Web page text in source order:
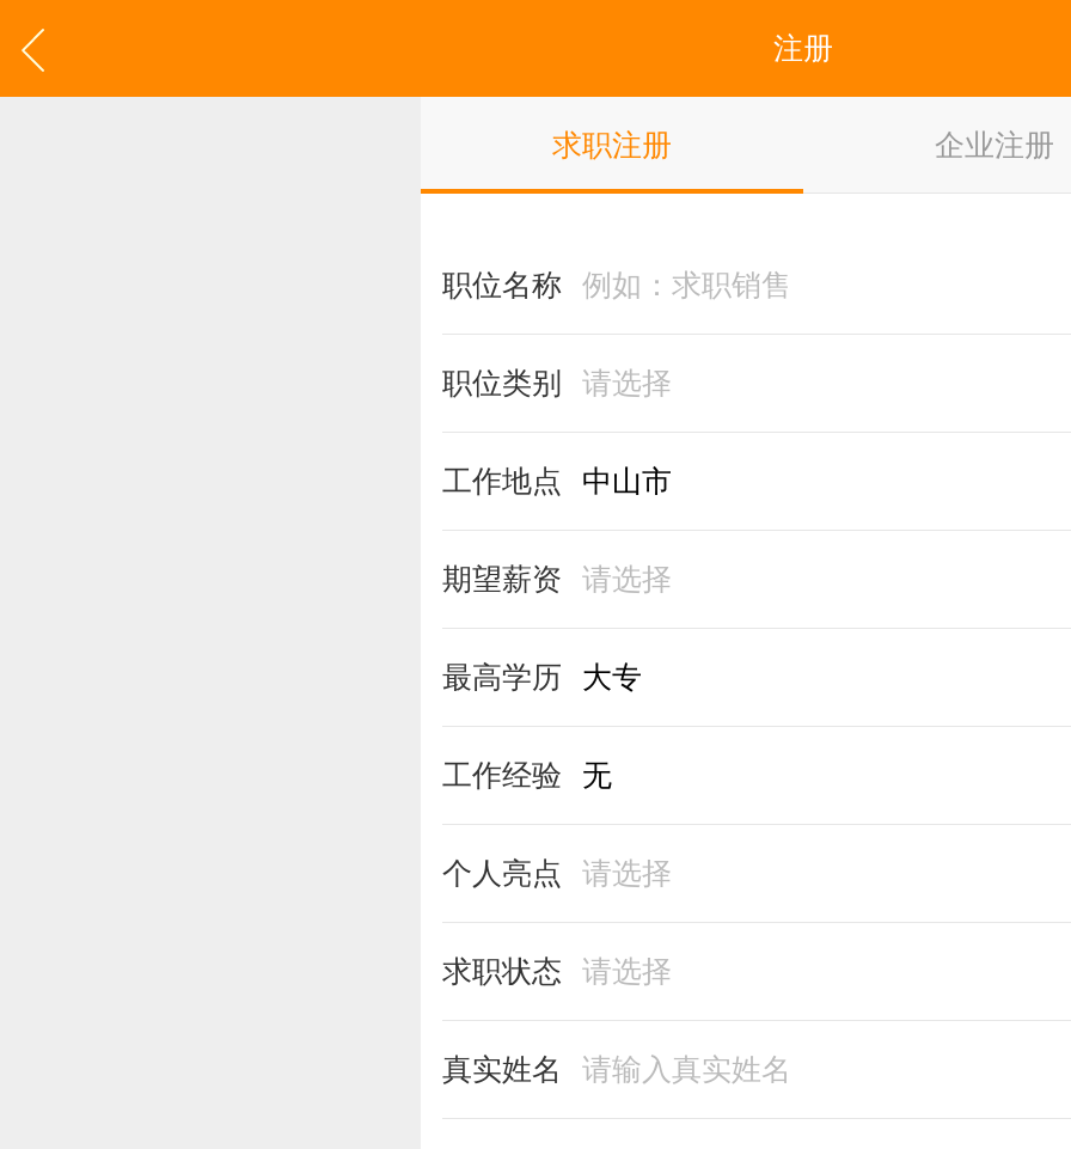
注册
求职注册 企业注册
职位名称
职位类别
工作地点
期望薪资
最高学历
工作经验
个人亮点
求职状态
真实姓名